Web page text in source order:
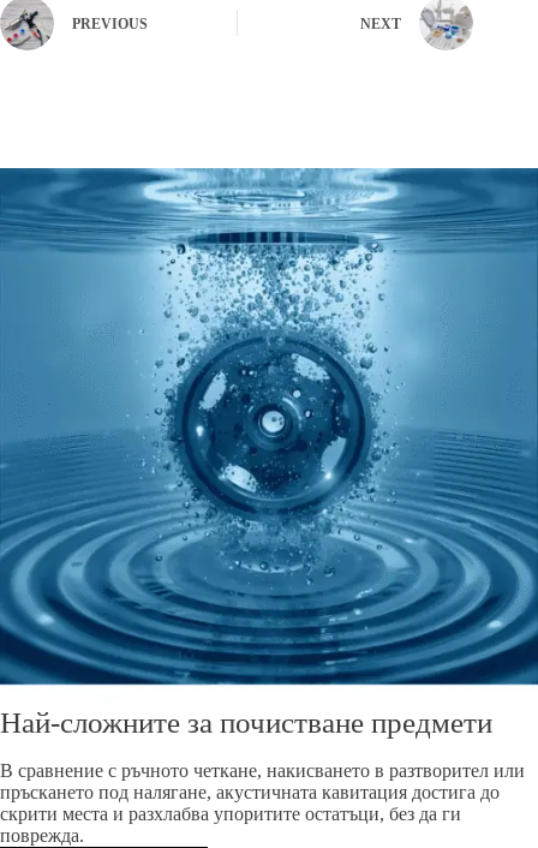
PREVIOUS NEXT
Най-сложните за почистване предмети
В сравнение с ръчното четкане, накисването в разтворител или
пръскането под налягане, акустичната кавитация достига до
скрити места и разхлабва упоритите остатъци, без да ги
поврежда.